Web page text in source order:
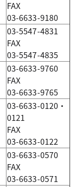
FAX
03-6633-9180
03-5547-4831
FAX
03-5547-4835
03-6633-9760
FAX
03-6633-9765
03-6633-0120・
0121
FAX
03-6633-0122
03-6633-0570
FAX
03-6633-0571